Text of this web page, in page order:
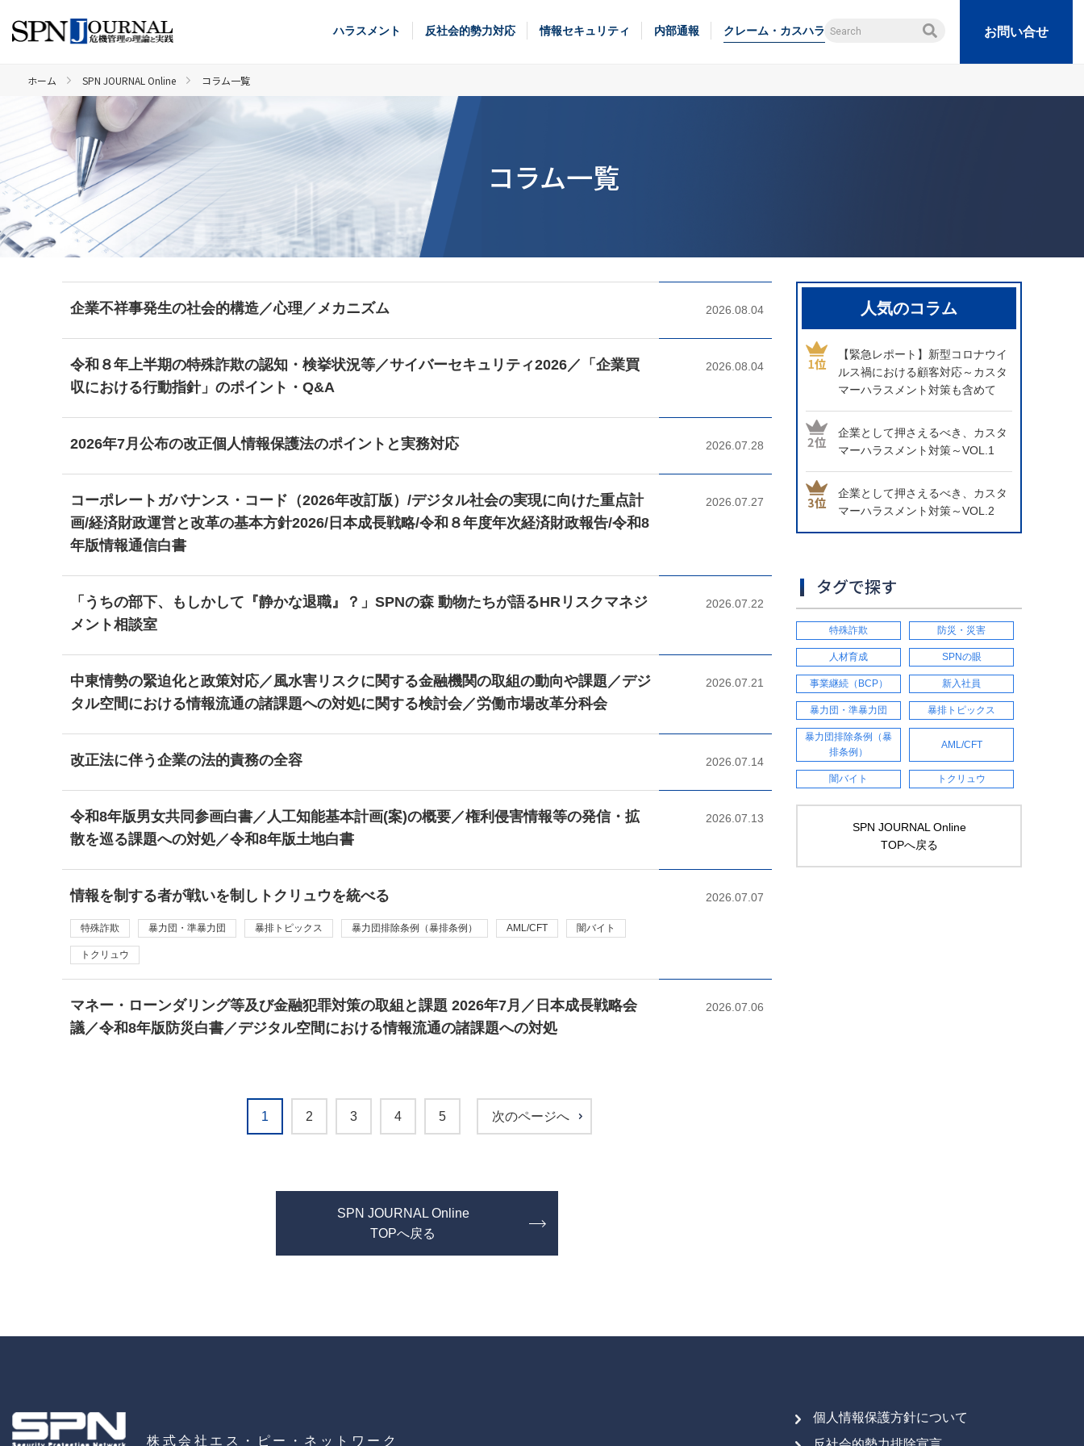
ハラスメント 反社会的勢力対応 情報セキュリティ 内部通報 クレーム・カスハラ お問い合せ
ホーム SPN JOURNAL Online コラム一覧
コラム一覧
企業不祥事発生の社会的構造／心理／メカニズム 2026.08.04
令和８年上半期の特殊詐欺の認知・検挙状況等／サイバーセキュリティ2026／「企業買
収における行動指針」のポイント・Q&A
2026.08.04
2026年7月公布の改正個人情報保護法のポイントと実務対応 2026.07.28
コーポレートガバナンス・コード（2026年改訂版）/デジタル社会の実現に向けた重点計
画/経済財政運営と改革の基本方針2026/日本成長戦略/令和８年度年次経済財政報告/令和8
年版情報通信白書
2026.07.27
「うちの部下、もしかして『静かな退職』？」SPNの森 動物たちが語るHRリスクマネジ
メント相談室
2026.07.22
中東情勢の緊迫化と政策対応／風水害リスクに関する金融機関の取組の動向や課題／デジ
タル空間における情報流通の諸課題への対処に関する検討会／労働市場改革分科会
2026.07.21
改正法に伴う企業の法的責務の全容 2026.07.14
令和8年版男女共同参画白書／人工知能基本計画(案)の概要／権利侵害情報等の発信・拡
散を巡る課題への対処／令和8年版土地白書
2026.07.13
情報を制する者が戦いを制しトクリュウを統べる
特殊詐欺 暴力団・準暴力団 暴排トピックス 暴力団排除条例（暴排条例） AML/CFT 闇バイト
トクリュウ
2026.07.07
マネー・ローンダリング等及び金融犯罪対策の取組と課題 2026年7月／日本成長戦略会
議／令和8年版防災白書／デジタル空間における情報流通の諸課題への対処
2026.07.06
1 2 3 4 5 次のページへ
SPN JOURNAL Online
TOPへ戻る
人気のコラム
【緊急レポート】新型コロナウイ
ルス禍における顧客対応～カスタ
マーハラスメント対策も含めて
企業として押さえるべき、カスタ
マーハラスメント対策～VOL.1
企業として押さえるべき、カスタ
マーハラスメント対策～VOL.2
タグで探す
特殊詐欺 防災・災害
人材育成 SPNの眼
事業継続（BCP） 新入社員
暴力団・準暴力団 暴排トピックス
暴力団排除条例（暴
排条例）
AML/CFT
闇バイト トクリュウ
SPN JOURNAL Online
TOPへ戻る
株式会社エス・ピー・ネットワーク
個人情報保護方針について